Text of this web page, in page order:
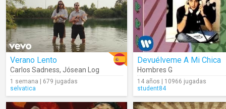
Verano Lento
Carlos Sadness, Jósean Log
1 semana | 679 jugadas
selvatica
Devuélveme A Mi Chica
Hombres G
14 años | 10966 jugadas
student84